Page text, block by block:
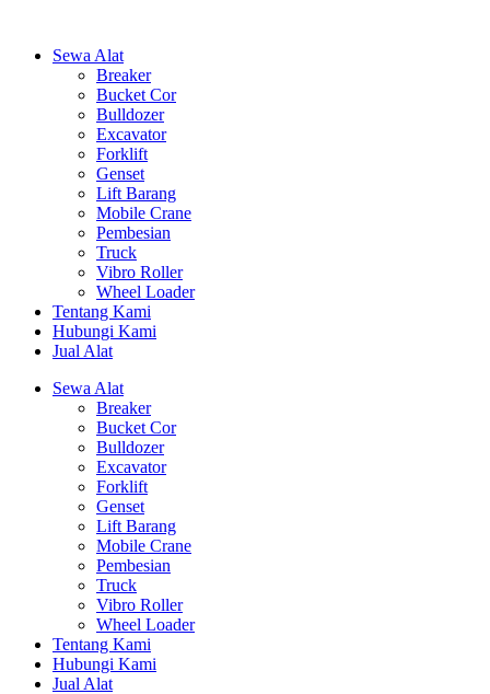
Sewa Alat
Breaker
Bucket Cor
Bulldozer
Excavator
Forklift
Genset
Lift Barang
Mobile Crane
Pembesian
Truck
Vibro Roller
Wheel Loader
Tentang Kami
Hubungi Kami
Jual Alat
Sewa Alat
Breaker
Bucket Cor
Bulldozer
Excavator
Forklift
Genset
Lift Barang
Mobile Crane
Pembesian
Truck
Vibro Roller
Wheel Loader
Tentang Kami
Hubungi Kami
Jual Alat